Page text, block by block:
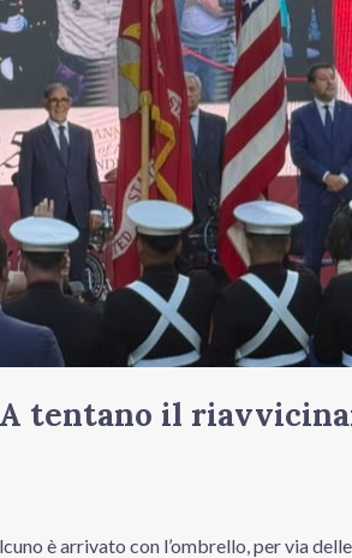
tentano il
è arrivato con l’ombrello, per via